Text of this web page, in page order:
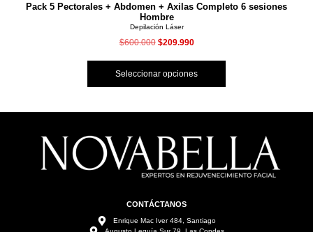
Pack 5 Pectorales + Abdomen + Axilas Completo 6 sesiones
Hombre
Depilación Láser
$600.000 $209.990
Seleccionar opciones
CONTÁCTANOS
Enrique Mac Iver 484, Santiago